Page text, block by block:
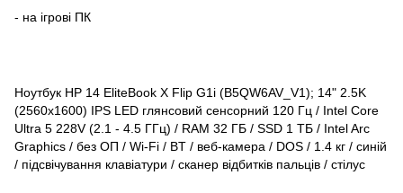
- на ігрові ПК
Ноутбук HP 14 EliteBook X Flip G1i (B5QW6AV_V1); 14" 2.5K
(2560x1600) IPS LED глянсовий сенсорний 120 Гц / Intel Core
Ultra 5 228V (2.1 - 4.5 ГГц) / RAM 32 ГБ / SSD 1 ТБ / Intel Arc
Graphics / без ОП / Wi-Fi / BT / веб-камера / DOS / 1.4 кг / синій
/ підсвічування клавіатури / сканер відбитків пальців / стілус